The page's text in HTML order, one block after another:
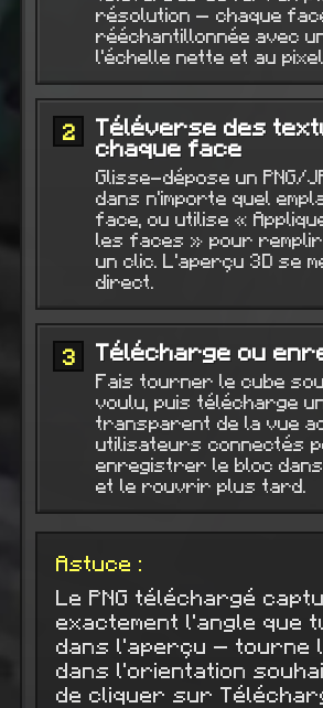
résolution — chaque
rééchantillonnée avec
l'échelle nette et au
2 Téléverse des
chaque face
Glisse-dépose un PNG/
dans n'importe quel
face, ou utilise «
les faces » pour
un clic. L'aperçu 3D se
direct.
3 Télécharge ou
Fais tourner le cube
voulu, puis télécharge un
transparent de la vue
utilisateurs connectés
enregistrer le bloc
et le rouvrir plus tard.
Astuce :
Le PNG téléchargé
exactement l'angle que
dans l'aperçu — tourne
dans l'orientation
de cliquer sur